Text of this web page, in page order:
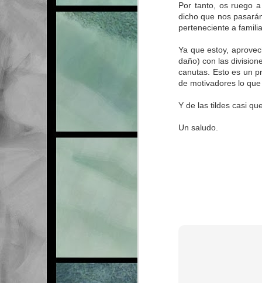
Por tanto, os ruego
dicho que nos
perteneciente a
Ya que estoy,
daño) con las
canutas. Esto es un
de motivadores lo
Y de las tildes casi
Un saludo.
MAR